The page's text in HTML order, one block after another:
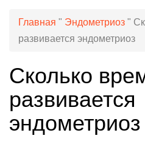
Главная " Эндометриоз "
развивается эндометриоз
Сколько
развивается
эндометриоз